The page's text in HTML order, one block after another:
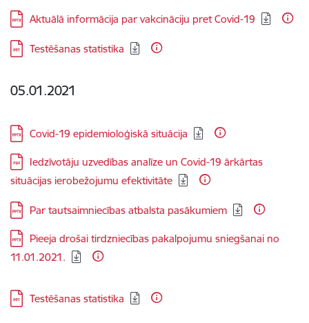
Lejupielādēt:
Aktuālā informācija par vakcināciju pret Covid-19
Lejupielādēt:
Testēšanas statistika
05.01.2021
Lejupielādēt:
Covid-19 epidemioloģiskā situācija
Lejupielādēt:
Iedzīvotāju uzvedības analīze un Covid-19 ārkārtas
situācijas ierobežojumu efektivitāte
Lejupielādēt:
Par tautsaimniecības atbalsta pasākumiem
Lejupielādēt:
Pieeja drošai tirdzniecības pakalpojumu sniegšanai no
11.01.2021.
Lejupielādēt:
Testēšanas statistika